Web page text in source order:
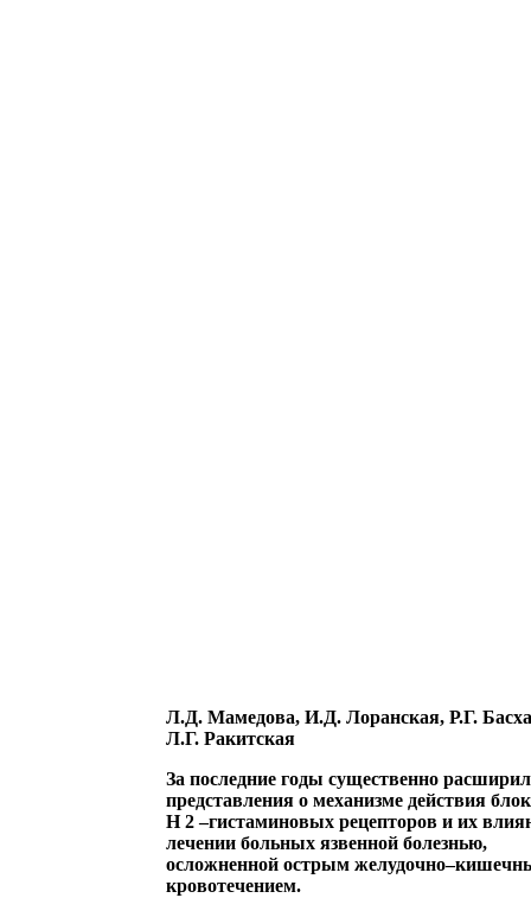
Л.Д. Мамедова, И.Д. Лоранская, Р.Г.
Л.Г. Ракитская
За последние годы существенно
представления о механизме действия
Н 2 –гистаминовых рецепторов и их
лечении больных язвенной болезнью,
осложненной острым
кровотечением.